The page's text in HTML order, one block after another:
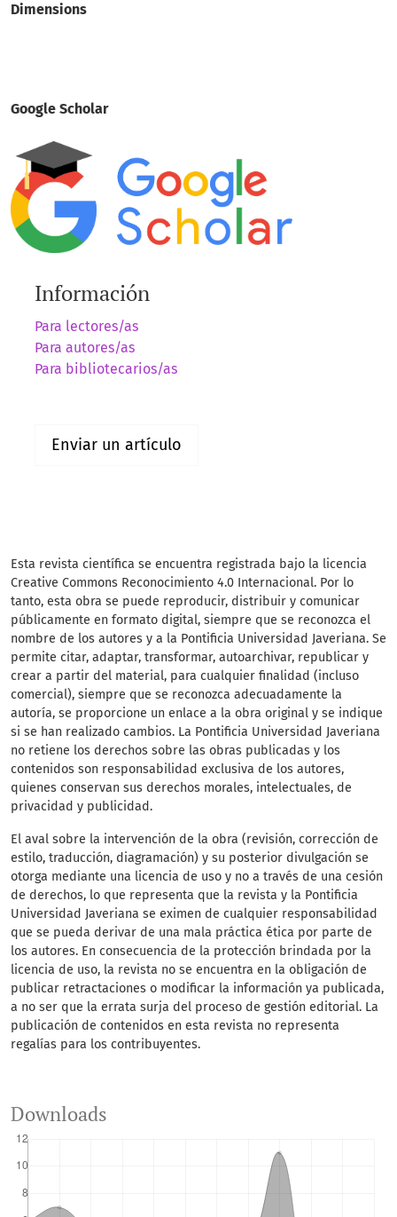
Dimensions
Google Scholar
Información
Para lectores/as
Para autores/as
Para bibliotecarios/as
Enviar un artículo
Esta revista científica se encuentra registrada bajo la licencia
Creative Commons Reconocimiento 4.0 Internacional. Por lo
tanto, esta obra se puede reproducir, distribuir y comunicar
públicamente en formato digital, siempre que se reconozca el
nombre de los autores y a la Pontificia Universidad Javeriana. Se
permite citar, adaptar, transformar, autoarchivar, republicar y
crear a partir del material, para cualquier finalidad (incluso
comercial), siempre que se reconozca adecuadamente la
autoría, se proporcione un enlace a la obra original y se indique
si se han realizado cambios. La Pontificia Universidad Javeriana
no retiene los derechos sobre las obras publicadas y los
contenidos son responsabilidad exclusiva de los autores,
quienes conservan sus derechos morales, intelectuales, de
privacidad y publicidad.
El aval sobre la intervención de la obra (revisión, corrección de
estilo, traducción, diagramación) y su posterior divulgación se
otorga mediante una licencia de uso y no a través de una cesión
de derechos, lo que representa que la revista y la Pontificia
Universidad Javeriana se eximen de cualquier responsabilidad
que se pueda derivar de una mala práctica ética por parte de
los autores. En consecuencia de la protección brindada por la
licencia de uso, la revista no se encuentra en la obligación de
publicar retractaciones o modificar la información ya publicada,
a no ser que la errata surja del proceso de gestión editorial. La
publicación de contenidos en esta revista no representa
regalías para los contribuyentes.
Downloads